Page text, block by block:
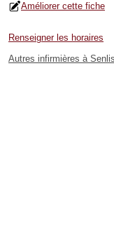
Améliorer cette fiche
Renseigner les horaires
Autres infirmières à Senlis